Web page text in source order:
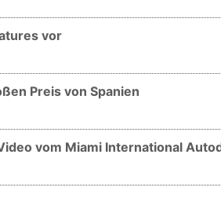
vor
Preis von Spanien
vom Miami International